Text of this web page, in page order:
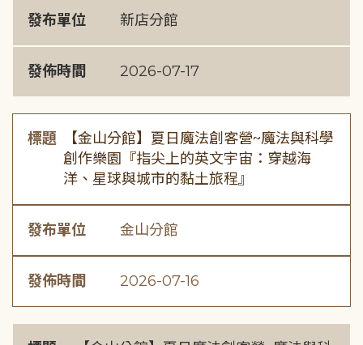
發布單位 新店分館
發佈時間 2026-07-17
標題
【金山分館】夏日魔法創客營~魔法與科學
創作樂園『指尖上的英文宇宙：穿越海
洋、星球與城市的黏土旅程』
發布單位 金山分館
發佈時間 2026-07-16